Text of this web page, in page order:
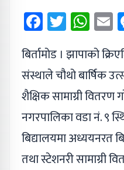
Facebook
बिर्तामोड । झापाको
संस्थाले चौथो बार्षिक
शैक्षिक सामाग्री वितरण
नगरपालिका वडा नं. ९
बिद्यालयमा अध्ययनरत
तथा स्टेशनरी सामाग्री